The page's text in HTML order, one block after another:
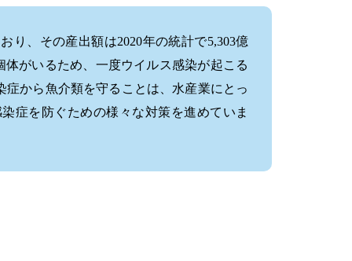
り、その産出額は2020年の統計で5,303億
がいるため、一度ウイルス感染が起こる
から魚介類を守ることは、水産業にとっ
症を防ぐための様々な対策を進めていま